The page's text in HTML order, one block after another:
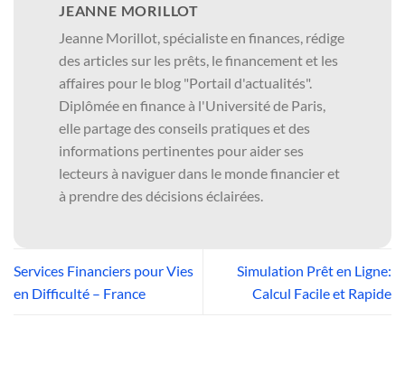
JEANNE MORILLOT
Jeanne Morillot, spécialiste en finances, rédige
des articles sur les prêts, le financement et les
affaires pour le blog "Portail d'actualités".
Diplômée en finance à l'Université de Paris,
elle partage des conseils pratiques et des
informations pertinentes pour aider ses
lecteurs à naviguer dans le monde financier et
à prendre des décisions éclairées.
Services Financiers pour Vies
en Difficulté – France
Simulation Prêt en Ligne:
Calcul Facile et Rapide